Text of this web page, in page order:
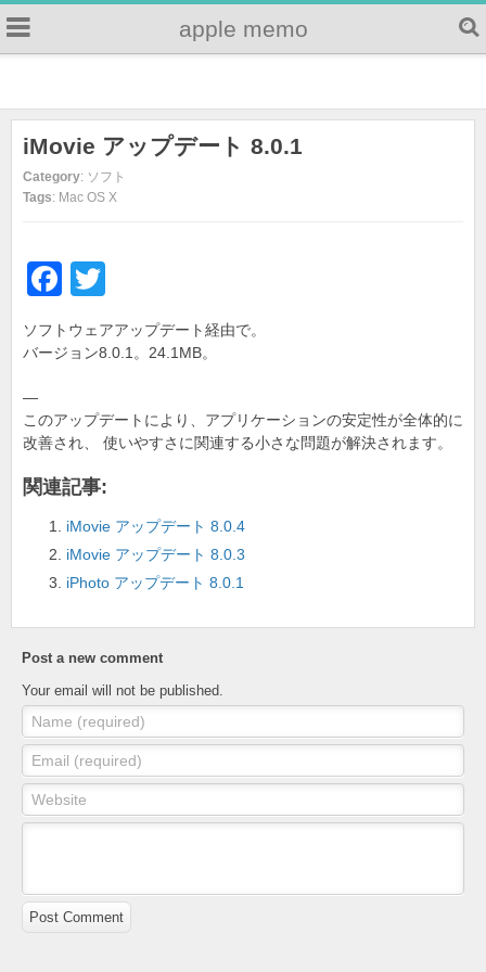
apple memo
iMovie アップデート 8.0.1
Category: ソフト
Tags: Mac OS X
F
a
c
b
o
o
k
tt
ソフトウェアアップデート経由で。
バージョン8.0.1。24.1MB。
—
このアップデートにより、アプリケーションの安定性が全体的に
改善され、 使いやすさに関連する小さな問題が解決されます。
関連記事:
iMovie アップデート 8.0.4
iMovie アップデート 8.0.3
iPhoto アップデート 8.0.1
Post a new comment
Your email will not be published.
Name (required)
Email (required)
Website
Post Comment